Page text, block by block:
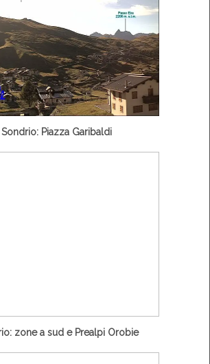
Sondrio: Piazza Garibaldi
zone a sud e Prealpi Orobie